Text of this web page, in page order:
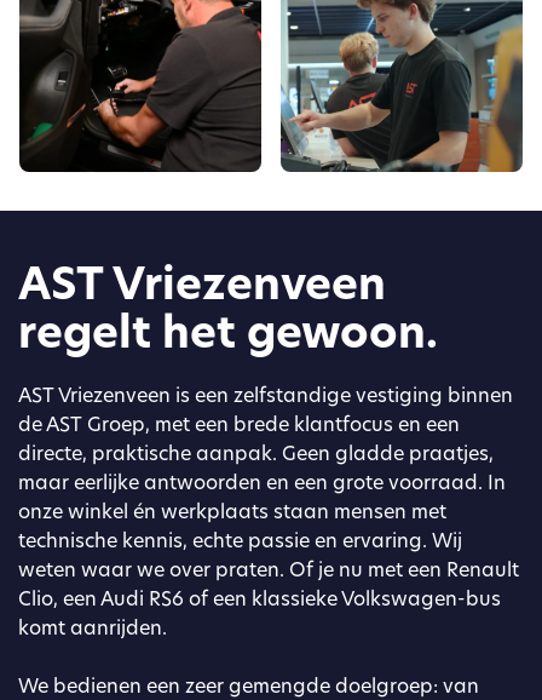
AST Vriezenveen
regelt het gewoon.
AST Vriezenveen is een zelfstandige vestiging binnen
de AST Groep, met een brede klantfocus en een
directe, praktische aanpak. Geen gladde praatjes,
maar eerlijke antwoorden en een grote voorraad. In
onze winkel én werkplaats staan mensen met
technische kennis, echte passie en ervaring. Wij
weten waar we over praten. Of je nu met een Renault
Clio, een Audi RS6 of een klassieke Volkswagen-bus
komt aanrijden.
We bedienen een zeer gemengde doelgroep: van